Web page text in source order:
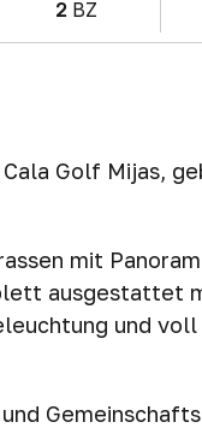
2 BZ
Golf Mijas,
mit
ausgestattet
und